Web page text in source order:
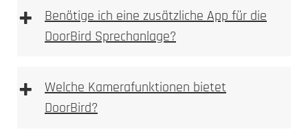
Typische Einsatzbereiche:
Einsatzzweck
gewünschten Optik
+
Benötige ich eine zusätzliche App für die
DoorBird Sprechanlage?
+
Welche Kamerafunktionen bietet
DoorBird?